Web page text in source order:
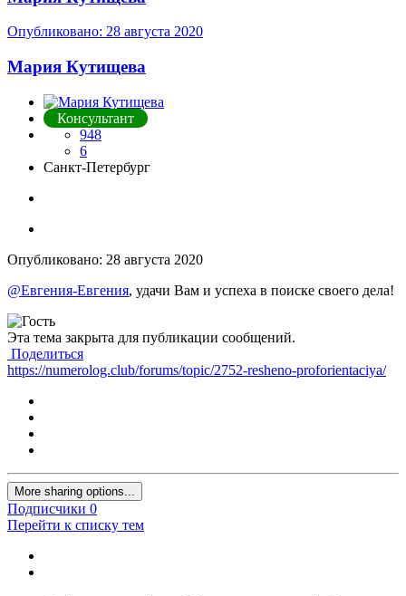
Опубликовано: 28 августа 2020
Мария Кутищева
Консультант
948
6
Санкт-Петербург
Опубликовано: 28 августа 2020
@Евгения-Евгения, удачи Вам и успеха в поиске своего дела!
Эта тема закрыта для публикации сообщений.
Поделиться
https://numerolog.club/forums/topic/2752-resheno-proforientaciya/
More sharing options...
Подписчики 0
Перейти к списку тем